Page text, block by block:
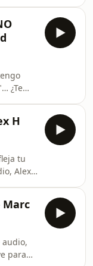
▪️ Por
y
qué
¿Te
a sí
las
vacía:
H
tu
tu
la
•
Marc
para